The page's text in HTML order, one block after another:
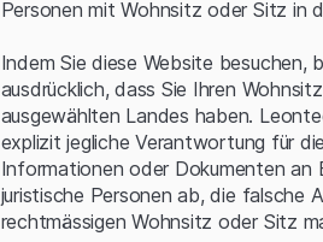
Personen mit Wohnsitz oder Sitz in
Indem Sie diese Website besuchen,
ausdrücklich, dass Sie Ihren
ausgewählten Landes haben.
explizit jegliche Verantwortung für
Informationen oder Dokumenten an
juristische Personen ab, die falsche
rechtmässigen Wohnsitz oder Sitz